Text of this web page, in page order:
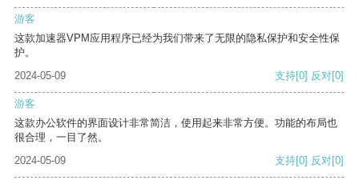
游客
这款加速器VPM应用程序已经为我们带来了无限的隐私保护和安全性保
护。
2024-05-09
支持[0] 反对[0]
游客
这款办公软件的界面设计非常简洁，使用起来非常方便。功能的布局也
很合理，一目了然。
2024-05-09
支持[0] 反对[0]